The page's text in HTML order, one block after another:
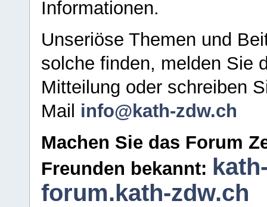
Informationen.
Unseriöse Themen und
solche finden, melden Sie
Mitteilung oder schreiben
Mail info@kath-zdw.ch
Machen Sie das Forum
Freunden bekannt:
forum.kath-zdw.ch